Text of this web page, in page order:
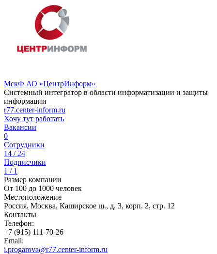
МскФ АО «ЦентрИнформ»
Cистемный интегратор в области информатизации и защиты
информации
r77.center-inform.ru
Хочу тут работать
Вакансии
0
Сотрудники
14 / 24
Подписчики
1 / 1
Размер компании
От 100 до 1000 человек
Местоположение
Россия, Москва, Каширское ш., д. 3, корп. 2, стр. 12
Контакты
Телефон:
+7 (915) 111-70-26
Email:
i.progarova@r77.center-inform.ru